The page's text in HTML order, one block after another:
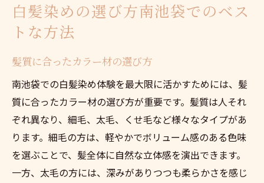
白髪染めの選び方南池袋でのベス
トな方法
髪質に合ったカラー材の選び方
南池袋での白髪染め体験を最大限に活かすためには、髪
質に合ったカラー材の選び方が重要です。髪質は人それ
ぞれ異なり、細毛、太毛、くせ毛など様々なタイプがあ
ります。細毛の方は、軽やかでボリューム感のある色味
を選ぶことで、髪全体に自然な立体感を演出できます。
一方、太毛の方には、深みがありつつも柔らかさを感じ